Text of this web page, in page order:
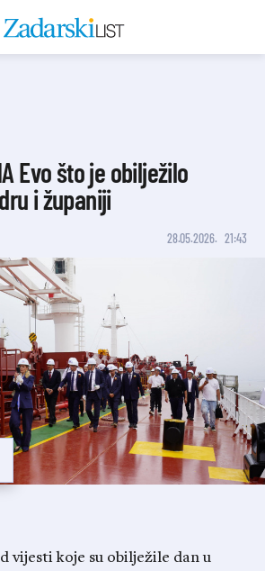
Evo što je obilježilo
i županiji
28.05.2026. 21:43
vijesti koje su obilježile dan u